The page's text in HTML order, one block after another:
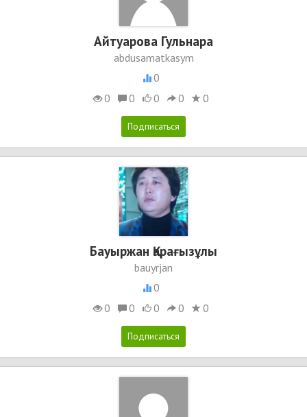
Айтуарова Гульнара
abdusamatkasym
0
0
0 0 0 0
Бауыржан Қарағызұлы
bauyrjan
0
0
0 0 0 0